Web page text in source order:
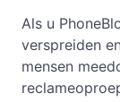
Als u
verspreiden
mensen